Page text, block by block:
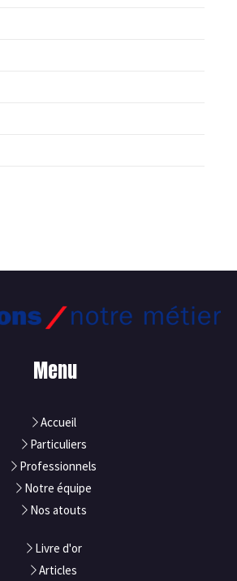
Menu
Accueil
Particuliers
Professionnels
Notre équipe
Nos atouts
Livre d'or
Articles